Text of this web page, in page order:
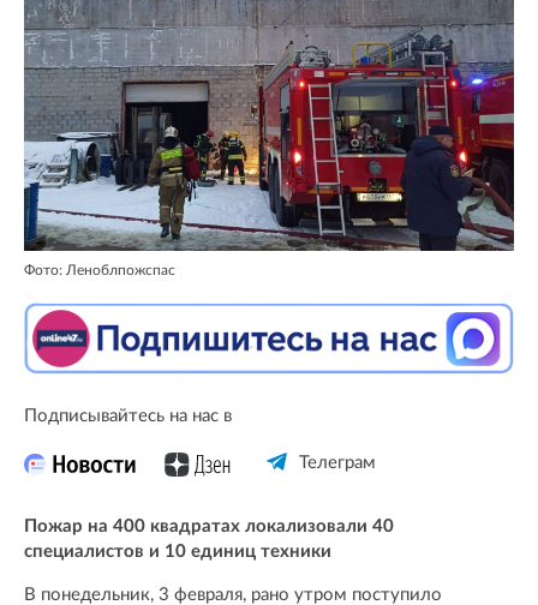
Фото: Леноблпожспас
Подписывайтесь на нас в
Телеграм
Пожар на 400 квадратах локализовали 40
специалистов и 10 единиц техники
В понедельник, 3 февраля, рано утром поступило